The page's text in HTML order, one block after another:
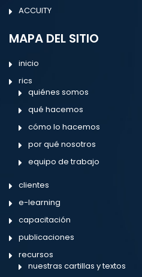
ACCUITY
MAPA DEL SITIO
inicio
rics
quiénes somos
qué hacemos
cómo lo hacemos
por qué nosotros
equipo de trabajo
clientes
e-learning
capacitación
publicaciones
recursos
nuestras cartillas y textos